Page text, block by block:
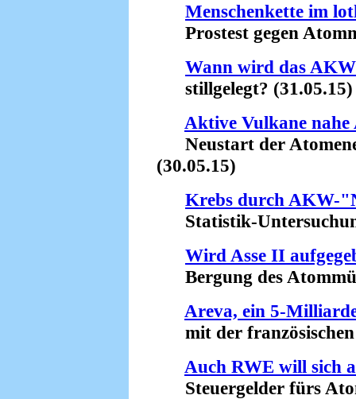
Menschenkette im
Prostest gegen
Wann wird das
stillgelegt? (31.05.15)
Aktive Vulkane
Neustart der
(30.05.15)
Krebs durch AKW-
Statistik-
Wird Asse II
Bergung des
Areva, ein 5-
mit der französischen
Auch RWE will sich
Steuergelder fürs